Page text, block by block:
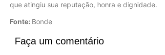
que atingiu sua reputação, honra e dignidade.
Fonte: Bonde
Faça um comentário